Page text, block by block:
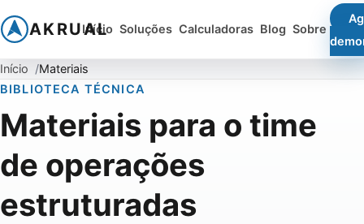
AKRUAL
Início Soluções Calculadoras Blog Sobre
Início
Materiais
BIBLIOTECA TÉCNICA
Materiais para o time
de operações
estruturadas